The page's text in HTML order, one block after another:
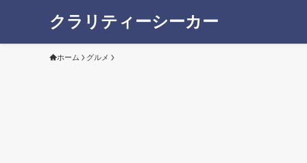
クラリティーシーカー
ホーム グルメ